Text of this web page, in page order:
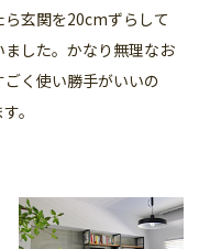
玄関を20cmずらして
した。かなり無理なお
く使い勝手がいいの
。